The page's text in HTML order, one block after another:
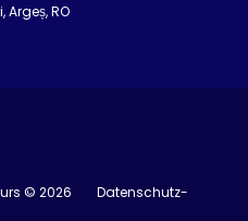
Argeș, RO
© 2026
Datenschutz-